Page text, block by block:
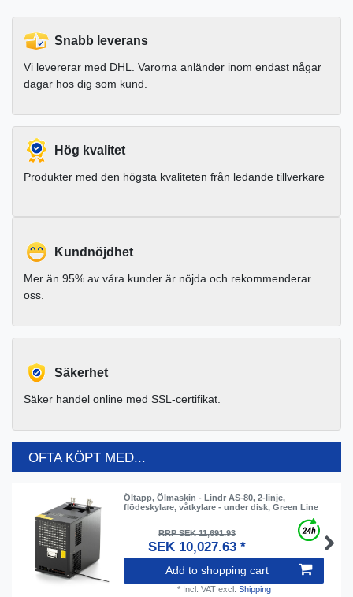
Snabb leverans
Vi levererar med DHL. Varorna anländer inom endast någar
dagar hos dig som kund.
Hög kvalitet
Produkter med den högsta kvaliteten från ledande tillverkare
Kundnöjdhet
Mer än 95% av våra kunder är nöjda och rekommenderar
oss.
Säkerhet
Säker handel online med SSL-certifikat.
OFTA KÖPT MED...
Öltapp, Ölmaskin - Lindr AS-80, 2-linje,
flödeskylare, våtkylare - under disk, Green Line
RRP SEK 11,691.93
SEK 10,027.63 *
Add to shopping cart
* Incl. VATexcl. Shipping